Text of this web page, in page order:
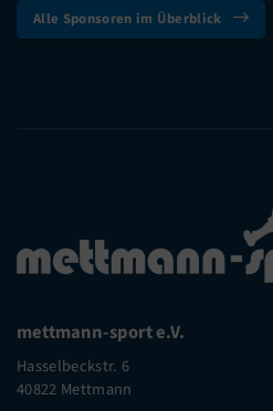
Alle Sponsoren im Überblick
mettmann-sport e.V.
Hasselbeckstr. 6
40822 Mettmann